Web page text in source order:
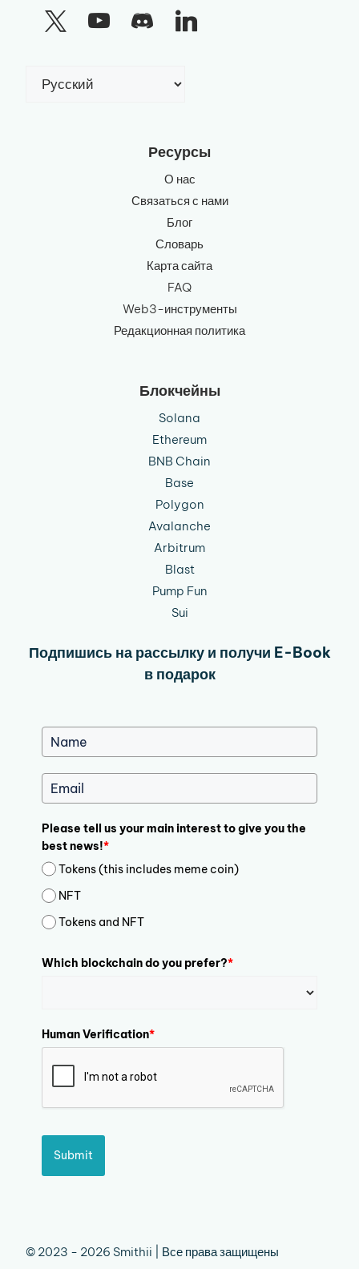
язык
Ресурсы
О нас
Связаться с нами
Блог
Словарь
Карта сайта
FAQ
Web3-инструменты
Редакционная политика
Блокчейны
Solana
Ethereum
BNB Chain
Base
Polygon
Avalanche
Arbitrum
Blast
Pump Fun
Sui
Подпишись на рассылку и получи E-Book
в подарок
Please tell us your main interest to give you the
best news!*
Tokens (this includes meme coin)
NFT
Tokens and NFT
Which blockchain do you prefer?*
Human Verification*
Submit
© 2023 - 2026 Smithii | Все права защищены